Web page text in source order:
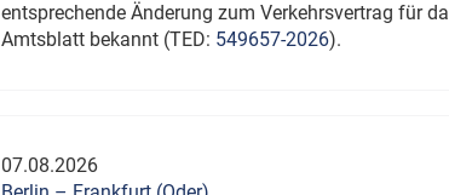
entsprechende Änderung zum Verkehrsvertrag für
Amtsblatt bekannt (TED: 549657-2026).
07.08.2026